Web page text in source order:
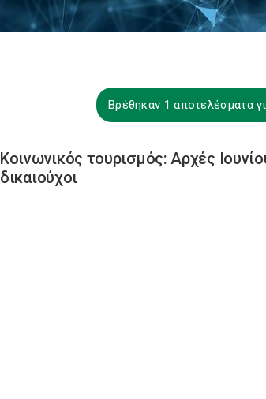
Βρέθηκαν 1 αποτελέσματα
Κοινωνικός τουρισμός: Αρχές
δικαιούχοι